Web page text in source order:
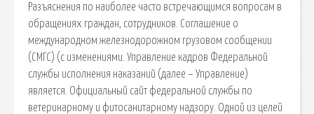
Разъяснения по наиболее часто встречающимся вопросам в
обращениях граждан, сотрудников. Соглашение о
международном железнодорожном грузовом сообщении
(СМГС) (с изменениями. Управление кадров Федеральной
службы исполнения наказаний (далее – Управление)
является. Официальный сайт федеральной службы по
ветеринарному и фитосанитарному надзору. Одной из целей